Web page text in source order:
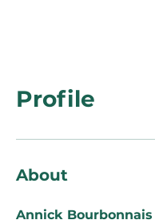
Profile
About
Annick Bourbonnais